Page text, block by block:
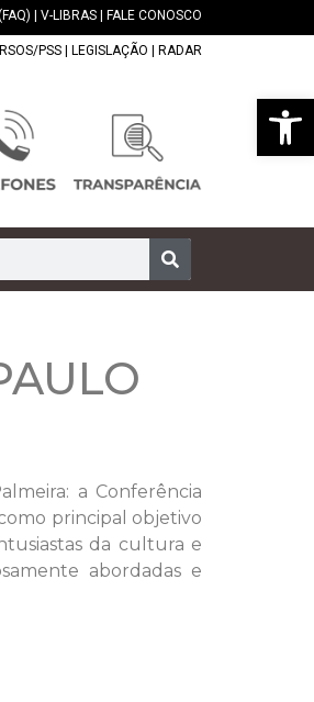
Abrir
V-LIBRAS FALE CONOSCO
PSS LEGISLAÇÃO RADAR
a Conferência
principal objetivo
da cultura e
abordadas e